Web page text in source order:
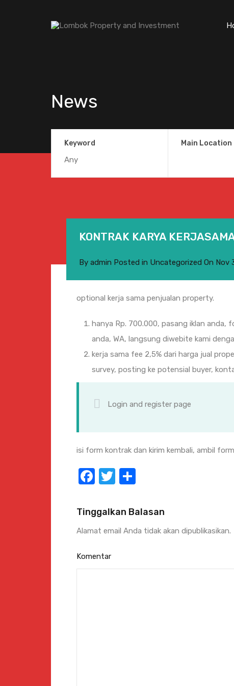
News
Keyword Main Location
KONTRAK KARYA
By admin Posted in Uncategorized On Nov
optional kerja sama penjualan property.
hanya Rp. 700.000, pasang iklan anda,
anda, WA, langsung diwebite kami
kerja sama fee 2,5% dari harga jual
survey, posting ke potensial buyer,
Login and register page
isi form kontrak dan kirim kembali, ambil form
Facebook
Twitter
Tinggalkan Balasan
Alamat email Anda tidak akan dipublikasikan.
Komentar